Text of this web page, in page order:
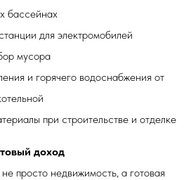
бассейнах
для электромобилей
мусора
и горячего водоснабжения от
при строительстве и отделке
доход
просто недвижимость, а готовая